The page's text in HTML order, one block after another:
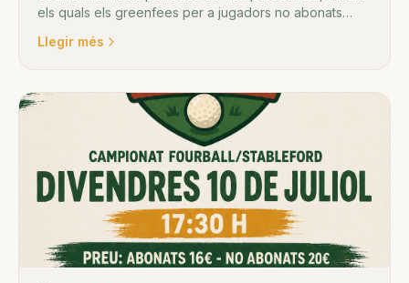
els quals els greenfees per a jugadors no abonats
Llegir més